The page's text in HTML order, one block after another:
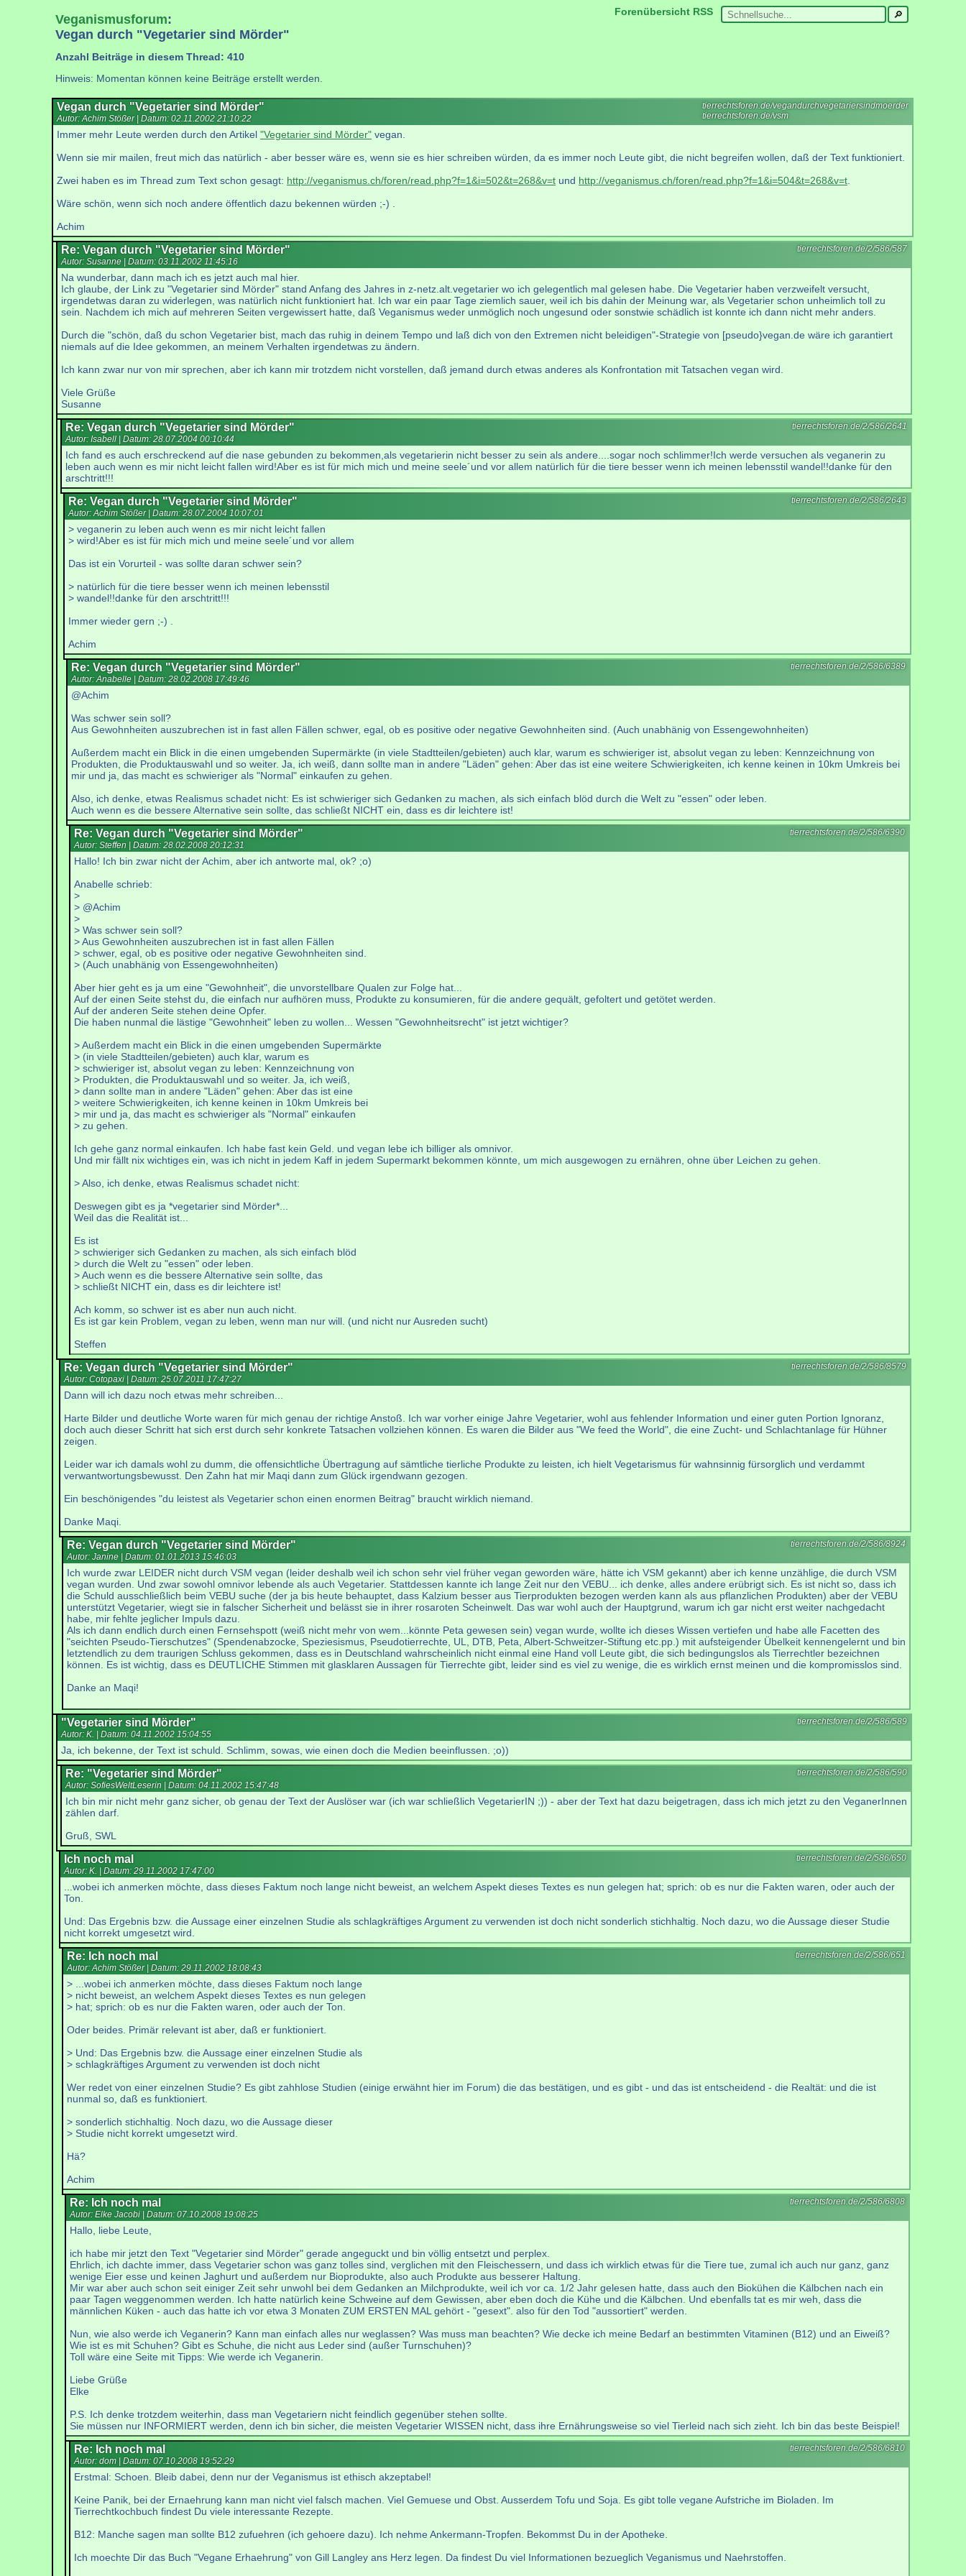
Forenübersicht RSS
Veganismusforum:
Vegan durch "Vegetarier sind Mörder"
Anzahl Beiträge in diesem Thread: 410
Hinweis: Momentan können keine Beiträge erstellt werden.
tierrechtsforen.de/vegandurchvegetariersindmoerder
tierrechtsforen.de/vsm
Vegan durch "Vegetarier sind Mörder"
Autor: Achim Stößer | Datum: 02.11.2002 21:10:22
Immer mehr Leute werden durch den Artikel "Vegetarier sind Mörder" vegan.
Wenn sie mir mailen, freut mich das natürlich - aber besser wäre es, wenn sie es hier schreiben würden, da es immer noch Leute gibt, die nicht begreifen wollen, daß der Text funktioniert.
Zwei haben es im Thread zum Text schon gesagt: http://veganismus.ch/foren/read.php?f=1&i=502&t=268&v=t und http://veganismus.ch/foren/read.php?f=1&i=504&t=268&v=t
Wäre schön, wenn sich noch andere öffentlich dazu bekennen würden ;-) .
Achim
tierrechtsforen.de/2/586/587
Re: Vegan durch "Vegetarier sind Mörder"
Autor: Susanne | Datum: 03.11.2002 11:45:16
Na wunderbar, dann mach ich es jetzt auch mal hier.
Ich glaube, der Link zu "Vegetarier sind Mörder" stand Anfang des Jahres in z-netz.alt.vegetarier wo ich gelegentlich mal gelesen habe. Die Vegetarier haben verzweifelt versucht,
irgendetwas daran zu widerlegen, was natürlich nicht funktioniert hat. Ich war ein paar Tage ziemlich sauer, weil ich bis dahin der Meinung war, als Vegetarier schon unheimlich toll zu
sein. Nachdem ich mich auf mehreren Seiten vergewissert hatte, daß Veganismus weder unmöglich noch ungesund oder sonstwie schädlich ist konnte ich dann nicht mehr anders.
Durch die "schön, daß du schon Vegetarier bist, mach das ruhig in deinem Tempo und laß dich von den Extremen nicht beleidigen"-Strategie von [pseudo}vegan.de wäre ich garantiert
niemals auf die Idee gekommen, an meinem Verhalten irgendetwas zu ändern.
Ich kann zwar nur von mir sprechen, aber ich kann mir trotzdem nicht vorstellen, daß jemand durch etwas anderes als Konfrontation mit Tatsachen vegan wird.
Viele Grüße
Susanne
tierrechtsforen.de/2/586/2641
Re: Vegan durch "Vegetarier sind Mörder"
Autor: Isabell | Datum: 28.07.2004 00:10:44
Ich fand es auch erschreckend auf die nase gebunden zu bekommen,als vegetarierin nicht besser zu sein als andere....sogar noch schlimmer!Ich werde versuchen als veganerin zu
leben auch wenn es mir nicht leicht fallen wird!Aber es ist für mich mich und meine seele´und vor allem natürlich für die tiere besser wenn ich meinen lebensstil wandel!!danke für den
arschtritt!!!
tierrechtsforen.de/2/586/2643
Re: Vegan durch "Vegetarier sind Mörder"
Autor: Achim Stößer | Datum: 28.07.2004 10:07:01
> veganerin zu leben auch wenn es mir nicht leicht fallen
> wird!Aber es ist für mich mich und meine seele´und vor allem
Das ist ein Vorurteil - was sollte daran schwer sein?
> natürlich für die tiere besser wenn ich meinen lebensstil
> wandel!!danke für den arschtritt!!!
Immer wieder gern ;-) .
Achim
tierrechtsforen.de/2/586/6389
Re: Vegan durch "Vegetarier sind Mörder"
Autor: Anabelle | Datum: 28.02.2008 17:49:46
@Achim
Was schwer sein soll?
Aus Gewohnheiten auszubrechen ist in fast allen Fällen schwer, egal, ob es positive oder negative Gewohnheiten sind. (Auch unabhänig von Essengewohnheiten)
Außerdem macht ein Blick in die einen umgebenden Supermärkte (in viele Stadtteilen/gebieten) auch klar, warum es schwieriger ist, absolut vegan zu leben: Kennzeichnung von
Produkten, die Produktauswahl und so weiter. Ja, ich weiß, dann sollte man in andere "Läden" gehen: Aber das ist eine weitere Schwierigkeiten, ich kenne keinen in 10km Umkreis bei
mir und ja, das macht es schwieriger als "Normal" einkaufen zu gehen.
Also, ich denke, etwas Realismus schadet nicht: Es ist schwieriger sich Gedanken zu machen, als sich einfach blöd durch die Welt zu "essen" oder leben.
Auch wenn es die bessere Alternative sein sollte, das schließt NICHT ein, dass es dir leichtere ist!
tierrechtsforen.de/2/586/6390
Re: Vegan durch "Vegetarier sind Mörder"
Autor: Steffen | Datum: 28.02.2008 20:12:31
Hallo! Ich bin zwar nicht der Achim, aber ich antworte mal, ok? ;o)
Anabelle schrieb:
>
> @Achim
>
> Was schwer sein soll?
> Aus Gewohnheiten auszubrechen ist in fast allen Fällen
> schwer, egal, ob es positive oder negative Gewohnheiten sind.
> (Auch unabhänig von Essengewohnheiten)
Aber hier geht es ja um eine "Gewohnheit", die unvorstellbare Qualen zur Folge hat...
Auf der einen Seite stehst du, die einfach nur aufhören muss, Produkte zu konsumieren, für die andere gequält, gefoltert und getötet werden.
Auf der anderen Seite stehen deine Opfer.
Die haben nunmal die lästige "Gewohnheit" leben zu wollen... Wessen "Gewohnheitsrecht" ist jetzt wichtiger?
> Außerdem macht ein Blick in die einen umgebenden Supermärkte
> (in viele Stadtteilen/gebieten) auch klar, warum es
> schwieriger ist, absolut vegan zu leben: Kennzeichnung von
> Produkten, die Produktauswahl und so weiter. Ja, ich weiß,
> dann sollte man in andere "Läden" gehen: Aber das ist eine
> weitere Schwierigkeiten, ich kenne keinen in 10km Umkreis bei
> mir und ja, das macht es schwieriger als "Normal" einkaufen
> zu gehen.
Ich gehe ganz normal einkaufen. Ich habe fast kein Geld. und vegan lebe ich billiger als omnivor.
Und mir fällt nix wichtiges ein, was ich nicht in jedem Kaff in jedem Supermarkt bekommen könnte, um mich ausgewogen zu ernähren, ohne über Leichen zu gehen.
> Also, ich denke, etwas Realismus schadet nicht:
Deswegen gibt es ja *vegetarier sind Mörder*...
Weil das die Realität ist...
Es ist
> schwieriger sich Gedanken zu machen, als sich einfach blöd
> durch die Welt zu "essen" oder leben.
> Auch wenn es die bessere Alternative sein sollte, das
> schließt NICHT ein, dass es dir leichtere ist!
Ach komm, so schwer ist es aber nun auch nicht.
Es ist gar kein Problem, vegan zu leben, wenn man nur will. (und nicht nur Ausreden sucht)
Steffen
tierrechtsforen.de/2/586/8579
Re: Vegan durch "Vegetarier sind Mörder"
Autor: Cotopaxi | Datum: 25.07.2011 17:47:27
Dann will ich dazu noch etwas mehr schreiben...
Harte Bilder und deutliche Worte waren für mich genau der richtige Anstoß. Ich war vorher einige Jahre Vegetarier, wohl aus fehlender Information und einer guten Portion Ignoranz,
doch auch dieser Schritt hat sich erst durch sehr konkrete Tatsachen vollziehen können. Es waren die Bilder aus "We feed the World", die eine Zucht- und Schlachtanlage für Hühner
zeigen.
Leider war ich damals wohl zu dumm, die offensichtliche Übertragung auf sämtliche tierliche Produkte zu leisten, ich hielt Vegetarismus für wahnsinnig fürsorglich und verdammt
verwantwortungsbewusst. Den Zahn hat mir Maqi dann zum Glück irgendwann gezogen.
Ein beschönigendes "du leistest als Vegetarier schon einen enormen Beitrag" braucht wirklich niemand.
Danke Maqi.
tierrechtsforen.de/2/586/8924
Re: Vegan durch "Vegetarier sind Mörder"
Autor: Janine | Datum: 01.01.2013 15:46:03
Ich wurde zwar LEIDER nicht durch VSM vegan (leider deshalb weil ich schon sehr viel früher vegan geworden wäre, hätte ich VSM gekannt) aber ich kenne unzählige, die durch VSM
vegan wurden. Und zwar sowohl omnivor lebende als auch Vegetarier. Stattdessen kannte ich lange Zeit nur den VEBU... ich denke, alles andere erübrigt sich. Es ist nicht so, dass ich
die Schuld ausschließlich beim VEBU suche (der ja bis heute behauptet, dass Kalzium besser aus Tierprodukten bezogen werden kann als aus pflanzlichen Produkten) aber der VEBU
unterstützt Vegetarier, wiegt sie in falscher Sicherheit und belässt sie in ihrer rosaroten Scheinwelt. Das war wohl auch der Hauptgrund, warum ich gar nicht erst weiter nachgedacht
habe, mir fehlte jeglicher Impuls dazu.
Als ich dann endlich durch einen Fernsehspott (weiß nicht mehr von wem...könnte Peta gewesen sein) vegan wurde, wollte ich dieses Wissen vertiefen und habe alle Facetten des
"seichten Pseudo-Tierschutzes" (Spendenabzocke, Speziesismus, Pseudotierrechte, UL, DTB, Peta, Albert-Schweitzer-Stiftung etc.pp.) mit aufsteigender Übelkeit kennengelernt und bin
letztendlich zu dem traurigen Schluss gekommen, dass es in Deutschland wahrscheinlich nicht einmal eine Hand voll Leute gibt, die sich bedingungslos als Tierrechtler bezeichnen
können. Es ist wichtig, dass es DEUTLICHE Stimmen mit glasklaren Aussagen für Tierrechte gibt, leider sind es viel zu wenige, die es wirklich ernst meinen und die kompromisslos sind.
Danke an Maqi!
tierrechtsforen.de/2/586/589
"Vegetarier sind Mörder"
Autor: K. | Datum: 04.11.2002 15:04:55
Ja, ich bekenne, der Text ist schuld. Schlimm, sowas, wie einen doch die Medien beeinflussen. ;o))
tierrechtsforen.de/2/586/590
Re: "Vegetarier sind Mörder"
Autor: SofiesWeltLeserin | Datum: 04.11.2002 15:47:48
Ich bin mir nicht mehr ganz sicher, ob genau der Text der Auslöser war (ich war schließlich VegetarierIN ;)) - aber der Text hat dazu beigetragen, dass ich mich jetzt zu den VeganerInnen
zählen darf.
Gruß, SWL
tierrechtsforen.de/2/586/650
Ich noch mal
Autor: K. | Datum: 29.11.2002 17:47:00
...wobei ich anmerken möchte, dass dieses Faktum noch lange nicht beweist, an welchem Aspekt dieses Textes es nun gelegen hat; sprich: ob es nur die Fakten waren, oder auch der
Ton.
Und: Das Ergebnis bzw. die Aussage einer einzelnen Studie als schlagkräftiges Argument zu verwenden ist doch nicht sonderlich stichhaltig. Noch dazu, wo die Aussage dieser Studie
nicht korrekt umgesetzt wird.
tierrechtsforen.de/2/586/651
Re: Ich noch mal
Autor: Achim Stößer | Datum: 29.11.2002 18:08:43
> ...wobei ich anmerken möchte, dass dieses Faktum noch lange
> nicht beweist, an welchem Aspekt dieses Textes es nun gelegen
> hat; sprich: ob es nur die Fakten waren, oder auch der Ton.
Oder beides. Primär relevant ist aber, daß er funktioniert.
> Und: Das Ergebnis bzw. die Aussage einer einzelnen Studie als
> schlagkräftiges Argument zu verwenden ist doch nicht
Wer redet von einer einzelnen Studie? Es gibt zahhlose Studien (einige erwähnt hier im Forum) die das bestätigen, und es gibt - und das ist entscheidend - die Realtät: und die ist
nunmal so, daß es funktioniert.
> sonderlich stichhaltig. Noch dazu, wo die Aussage dieser
> Studie nicht korrekt umgesetzt wird.
Hä?
Achim
tierrechtsforen.de/2/586/6808
Re: Ich noch mal
Autor: Elke Jacobi | Datum: 07.10.2008 19:08:25
Hallo, liebe Leute,
ich habe mir jetzt den Text "Vegetarier sind Mörder" gerade angeguckt und bin völlig entsetzt und perplex.
Ehrlich, ich dachte immer, dass Vegetarier schon was ganz tolles sind, verglichen mit den Fleischessern, und dass ich wirklich etwas für die Tiere tue, zumal ich auch nur ganz, ganz
wenige Eier esse und keinen Jaghurt und außerdem nur Bioprodukte, also auch Produkte aus besserer Haltung.
Mir war aber auch schon seit einiger Zeit sehr unwohl bei dem Gedanken an Milchprodukte, weil ich vor ca. 1/2 Jahr gelesen hatte, dass auch den Biokühen die Kälbchen nach ein
paar Tagen weggenommen werden. Ich hatte natürlich keine Schweine auf dem Gewissen, aber eben doch die Kühe und die Kälbchen. Und ebenfalls tat es mir weh, dass die
männlichen Küken - auch das hatte ich vor etwa 3 Monaten ZUM ERSTEN MAL gehört - "gesext". also für den Tod "aussortiert" werden.
Nun, wie also werde ich Veganerin? Kann man einfach alles nur weglassen? Was muss man beachten? Wie decke ich meine Bedarf an bestimmten Vitaminen (B12) und an Eiweiß?
Wie ist es mit Schuhen? Gibt es Schuhe, die nicht aus Leder sind (außer Turnschuhen)?
Toll wäre eine Seite mit Tipps: Wie werde ich Veganerin.
Liebe Grüße
Elke
P.S. Ich denke trotzdem weiterhin, dass man Vegetariern nicht feindlich gegenüber stehen sollte.
Sie müssen nur INFORMIERT werden, denn ich bin sicher, die meisten Vegetarier WISSEN nicht, dass ihre Ernährungsweise so viel Tierleid nach sich zieht. Ich bin das beste Beispiel!
tierrechtsforen.de/2/586/6810
Re: Ich noch mal
Autor: dom | Datum: 07.10.2008 19:52:29
Erstmal: Schoen. Bleib dabei, denn nur der Veganismus ist ethisch akzeptabel!
Keine Panik, bei der Ernaehrung kann man nicht viel falsch machen. Viel Gemuese und Obst. Ausserdem Tofu und Soja. Es gibt tolle vegane Aufstriche im Bioladen. Im
Tierrechtkochbuch findest Du viele interessante Rezepte.
B12: Manche sagen man sollte B12 zufuehren (ich gehoere dazu). Ich nehme Ankermann-Tropfen. Bekommst Du in der Apotheke.
Ich moechte Dir das Buch "Vegane Erhaehrung" von Gill Langley ans Herz legen. Da findest Du viel Informationen bezueglich Veganismus und Naehrstoffen.